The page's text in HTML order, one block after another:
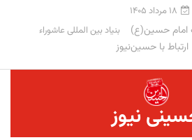
۱۸ مرداد ۱۴۰۵
امام حسین(ع) بنیاد بین المللی عاشوراء
ارتباط با حسین‌نیوز
نیوز